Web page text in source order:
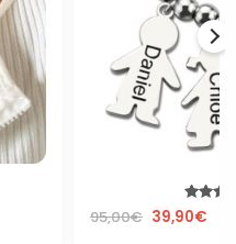
Note
5.00
95,00€ 39,90€